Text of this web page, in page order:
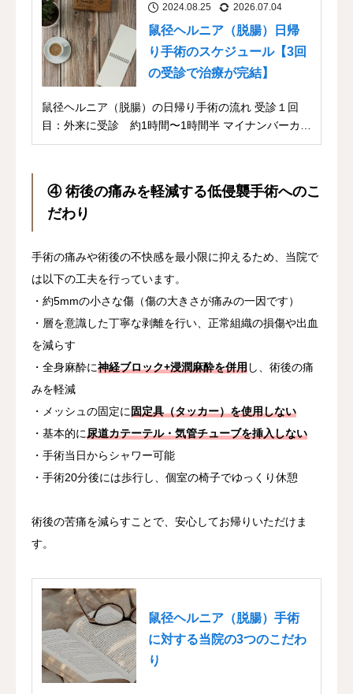
2024.08.25 2026.07.04
鼠径ヘルニア（脱腸）日帰
り手術のスケジュール【3回
の受診で治療が完結】
鼠径ヘルニア（脱腸）の日帰り手術の流れ 受診１回
目：外来に受診 約1時間〜1時間半 マイナンバーカ
ー...
④ 術後の痛みを軽減する低侵襲手術へのこ
だわり
手術の痛みや術後の不快感を最小限に抑えるため、当院で
は以下の工夫を行っています。
・約5mmの小さな傷（傷の大きさが痛みの一因です）
・層を意識した丁寧な剥離を行い、正常組織の損傷や出血
を減らす
・全身麻酔に神経ブロック+浸潤麻酔を併用し、術後の痛
みを軽減
・メッシュの固定に固定具（タッカー）を使用しない
・基本的に尿道カテーテル・気管チューブを挿入しない
・手術当日からシャワー可能
・手術20分後には歩行し、個室の椅子でゆっくり休憩
術後の苦痛を減らすことで、安心してお帰りいただけま
す。
鼠径ヘルニア（脱腸）手術
に対する当院の3つのこだわ
り